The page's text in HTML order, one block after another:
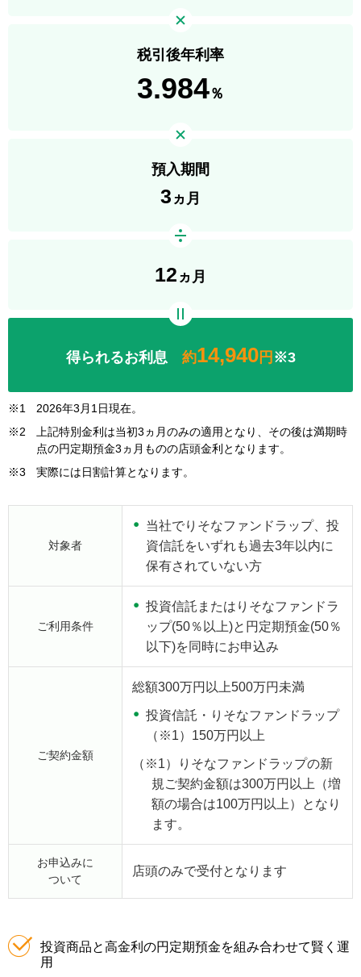
税引後年利率
3.984％
預入期間
3 ヵ月
12 ヵ月
得られるお利息 約14,940円 ※3
※1
2026年3月1日現在。
※2
上記特別金利は当初3ヵ月のみの適用となり、その後は満期時
点の円定期預金3ヵ月ものの店頭金利となります。
※3
実際には日割計算となります。
対象者
当社でりそなファンドラップ、投
資信託をいずれも過去3年以内に
保有されていない方
ご利用条件
投資信託またはりそなファンドラ
ップ(50％以上)と円定期預金(50％
以下)を同時にお申込み
ご契約金額
総額300万円以上500万円未満
投資信託・りそなファンドラップ
（※1）150万円以上
（※1）
りそなファンドラップの新
規ご契約金額は300万円以上（増
額の場合は100万円以上）となり
ます。
お申込みに
ついて
店頭のみで受付となります
投資商品と高金利の円定期預金を組み合わせて賢く運
用